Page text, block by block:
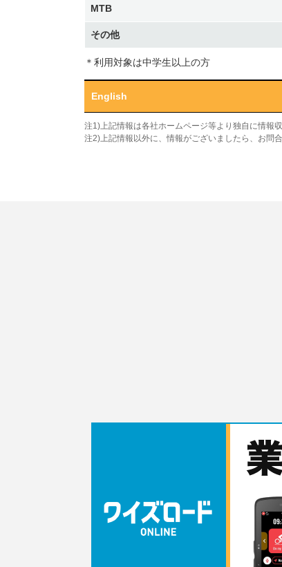
MTB
その他
＊利用対象は中学生以上の方
English
注1)上記情報は各社ホームページ等より独自に情報
注2)上記情報以外に、情報がございましたら、お問